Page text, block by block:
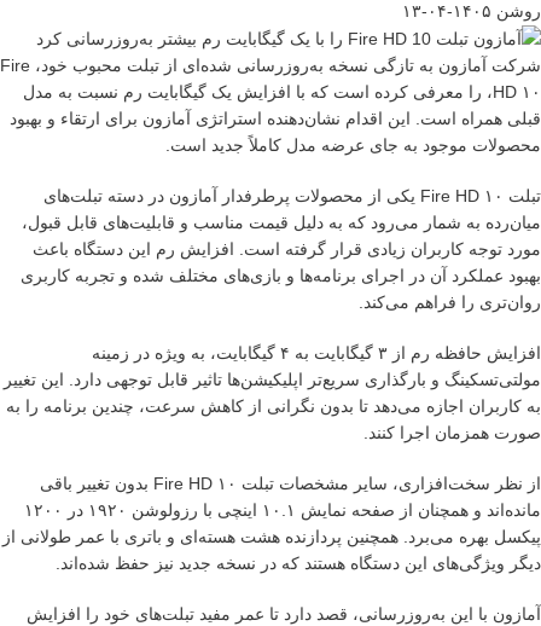
روشن ۱۴۰۵-۰۴-۱۳
شرکت آمازون به تازگی نسخه به‌روزرسانی شده‌ای از تبلت محبوب خود، Fire
HD ۱۰، را معرفی کرده است که با افزایش یک گیگابایت رم نسبت به مدل
قبلی همراه است. این اقدام نشان‌دهنده استراتژی آمازون برای ارتقاء و بهبود
محصولات موجود به جای عرضه مدل کاملاً جدید است.
تبلت Fire HD ۱۰ یکی از محصولات پرطرفدار آمازون در دسته تبلت‌های
میان‌رده به شمار می‌رود که به دلیل قیمت مناسب و قابلیت‌های قابل قبول،
مورد توجه کاربران زیادی قرار گرفته است. افزایش رم این دستگاه باعث
بهبود عملکرد آن در اجرای برنامه‌ها و بازی‌های مختلف شده و تجربه کاربری
روان‌تری را فراهم می‌کند.
افزایش حافظه رم از ۳ گیگابایت به ۴ گیگابایت، به ویژه در زمینه
مولتی‌تسکینگ و بارگذاری سریع‌تر اپلیکیشن‌ها تاثیر قابل توجهی دارد. این تغییر
به کاربران اجازه می‌دهد تا بدون نگرانی از کاهش سرعت، چندین برنامه را به
صورت همزمان اجرا کنند.
از نظر سخت‌افزاری، سایر مشخصات تبلت Fire HD ۱۰ بدون تغییر باقی
مانده‌اند و همچنان از صفحه نمایش ۱۰.۱ اینچی با رزولوشن ۱۹۲۰ در ۱۲۰۰
پیکسل بهره می‌برد. همچنین پردازنده هشت هسته‌ای و باتری با عمر طولانی از
دیگر ویژگی‌های این دستگاه هستند که در نسخه جدید نیز حفظ شده‌اند.
آمازون با این به‌روزرسانی، قصد دارد تا عمر مفید تبلت‌های خود را افزایش